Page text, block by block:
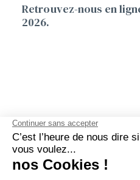
Retrouvez-nous en
2026.